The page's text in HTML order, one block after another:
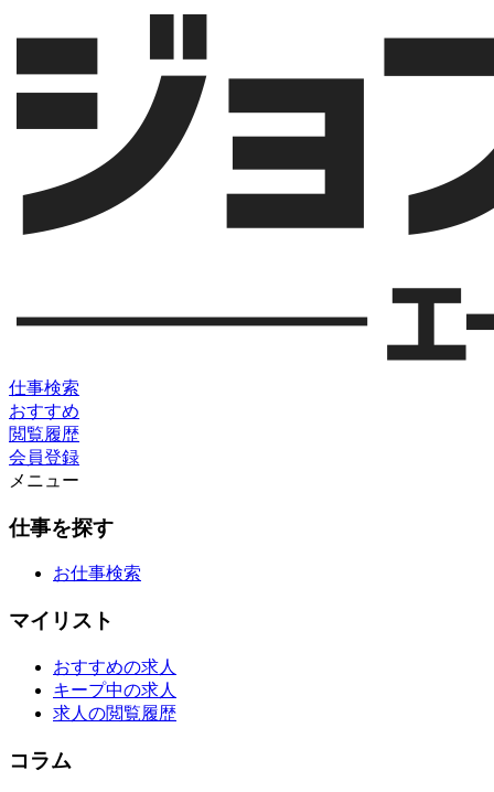
仕事検索
おすすめ
閲覧履歴
会員登録
メニュー
仕事を探す
お仕事検索
マイリスト
おすすめの求人
キープ中の求人
求人の閲覧履歴
コラム